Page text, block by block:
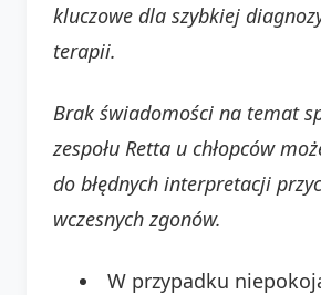
kluczowe dla szybkiej
terapii.
Brak świadomości na temat
zespołu Retta u chłopców
do błędnych interpretacji
wczesnych zgonów.
W przypadku